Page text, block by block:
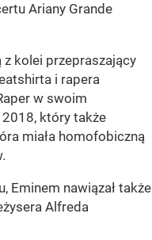
Ariany Grande
z kolei przepraszający
i rapera
w swoim
który także
miała homofobiczną
Eminem nawiązał także
Alfreda